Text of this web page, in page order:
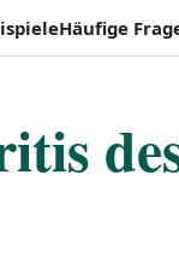
Häufige